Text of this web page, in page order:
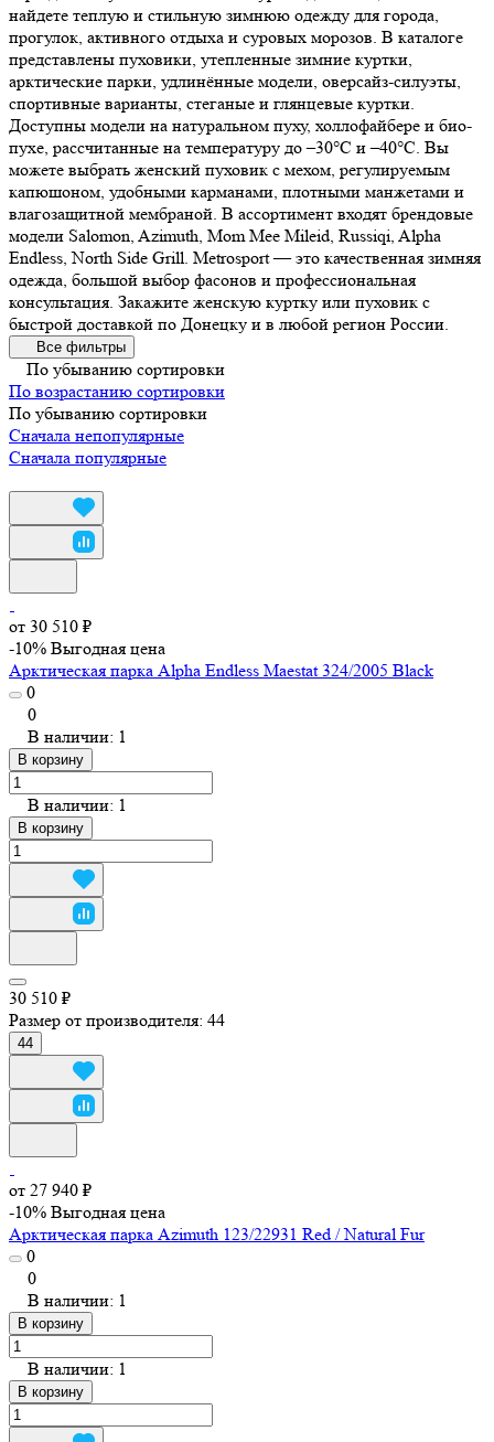
найдете теплую и стильную зимнюю одежду для города,
прогулок, активного отдыха и суровых морозов. В каталоге
представлены пуховики, утепленные зимние куртки,
арктические парки, удлинённые модели, оверсайз-силуэты,
спортивные варианты, стеганые и глянцевые куртки.
Доступны модели на натуральном пуху, холлофайбере и био-
пухе, рассчитанные на температуру до –30°C и –40°C. Вы
можете выбрать женский пуховик с мехом, регулируемым
капюшоном, удобными карманами, плотными манжетами и
влагозащитной мембраной. В ассортимент входят брендовые
модели Salomon, Azimuth, Mom Mee Mileid, Russiqi, Alpha
Endless, North Side Grill. Metrosport — это качественная зимняя
одежда, большой выбор фасонов и профессиональная
консультация. Закажите женскую куртку или пуховик с
быстрой доставкой по Донецку и в любой регион России.
Все фильтры
По убыванию сортировки
По возрастанию сортировки
По убыванию сортировки
Сначала непопулярные
Сначала популярные
от 30 510 ₽
-10% Выгодная цена
Арктическая парка Alpha Endless Maestat 324/2005 Black
0
0
В наличии: 1
В корзину
В наличии: 1
В корзину
30 510 ₽
Размер от производителя: 44
44
от 27 940 ₽
-10% Выгодная цена
Арктическая парка Azimuth 123/22931 Red / Natural Fur
0
0
В наличии: 1
В корзину
В наличии: 1
В корзину